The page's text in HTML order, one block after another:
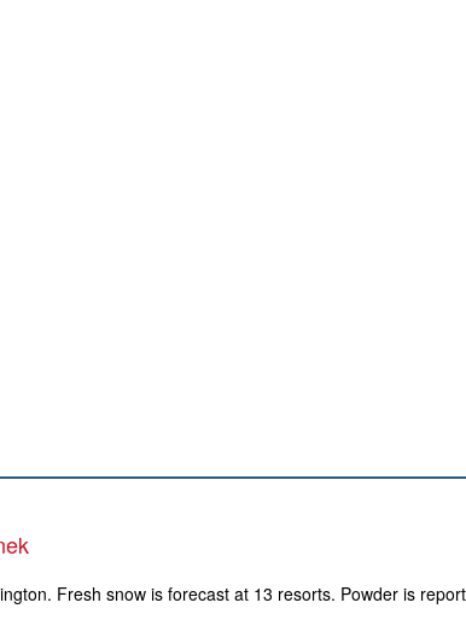
Fresh snow is forecast at 13 resorts. Powder is